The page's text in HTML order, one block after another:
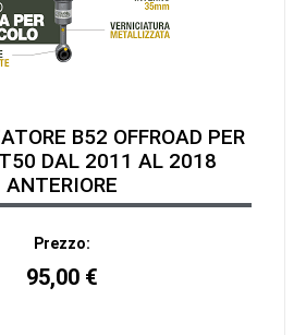
B52 OFFROAD PER
DAL 2011 AL 2018
ANTERIORE
Prezzo:
95,00 €